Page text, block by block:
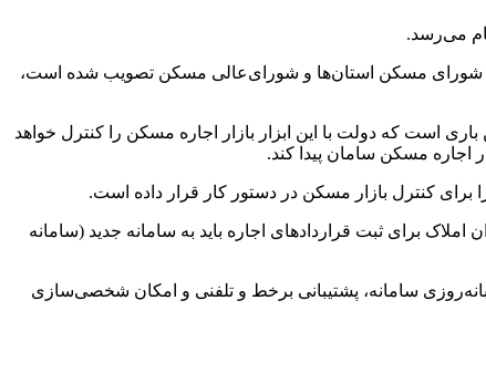
می‌رسد.
در شورای مسکن استان‌ها و شورای‌عالی مسکن تصویب شده است،
است که دولت با این ابزار بازار اجاره مسکن را کنترل خواهد
اجاره مسکن سامان پیدا کند.
برای کنترل بازار مسکن در دستور کار قرار داده است.
املاک برای ثبت قرارداد‌های اجاره باید به سامانه جدید (سامانه
سامانه، پشتیبانی برخط و تلفنی و امکان شخصی‌سازی